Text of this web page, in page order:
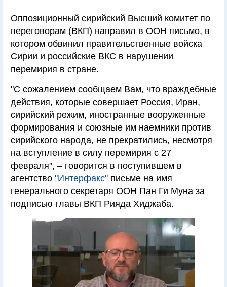
Оппозиционный сирийский Высший комитет по
переговорам (ВКП) направил в ООН письмо, в
котором обвинил правительственные войска
Сирии и российские ВКС в нарушении
перемирия в стране.
"С сожалением сообщаем Вам, что враждебные
действия, которые совершает Россия, Иран,
сирийский режим, иностранные вооруженные
формирования и союзные им наемники против
сирийского народа, не прекратились, несмотря
на вступление в силу перемирия с 27
февраля", – говорится в поступившем в
агентство "Интерфакс" письме на имя
генерального секретаря ООН Пан Ги Муна за
подписью главы ВКП Рияда Хиджаба.